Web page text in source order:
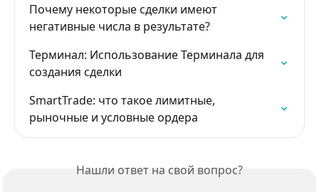
Почему некоторые сделки имеют
негативные числа в результате?
Терминал: Использование Терминала для
создания сделки
SmartTrade: что такое лимитные,
рыночные и условные ордера
Нашли ответ на свой вопрос?